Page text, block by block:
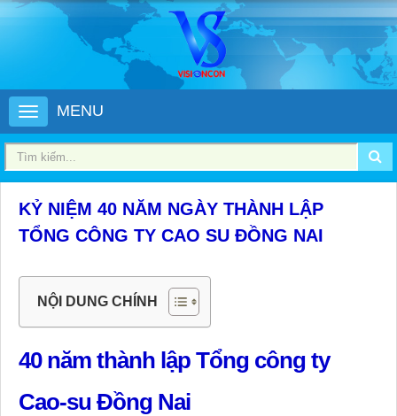
MENU
KỶ NIỆM 40 NĂM NGÀY THÀNH LẬP
TỔNG CÔNG TY CAO SU ĐỒNG NAI
NỘI DUNG CHÍNH
40 năm thành lập Tổng công ty
Cao-su Đồng Nai